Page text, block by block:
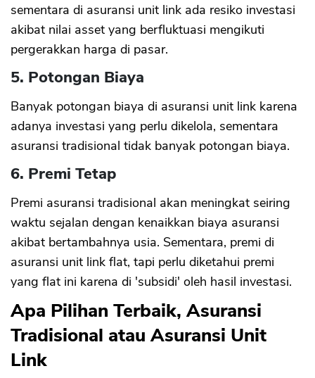
sementara di asuransi unit link ada resiko investasi
akibat nilai asset yang berfluktuasi mengikuti
pergerakkan harga di pasar.
5. Potongan Biaya
Banyak potongan biaya di asuransi unit link karena
adanya investasi yang perlu dikelola, sementara
asuransi tradisional tidak banyak potongan biaya.
6. Premi Tetap
Premi asuransi tradisional akan meningkat seiring
waktu sejalan dengan kenaikkan biaya asuransi
akibat bertambahnya usia. Sementara, premi di
asuransi unit link flat, tapi perlu diketahui premi
yang flat ini karena di 'subsidi' oleh hasil investasi.
Apa Pilihan Terbaik, Asuransi
Tradisional atau Asuransi Unit
Link